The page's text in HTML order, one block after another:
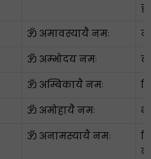
ॐ अमावस्यायै नमः
ॐ अम्भोदय नमः
ॐ अम्बिकायै नमः
ॐ अमोहायै नमः
ॐ अनामस्यायै नमः